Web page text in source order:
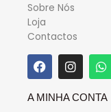
Sobre Nós
Loja
Contactos
A MINHA CONTA